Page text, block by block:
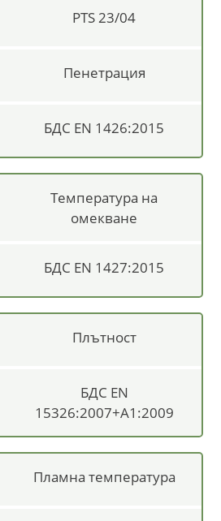
PTS 23/04
Пенетрация
БДС EN 1426:2015
Температура на
омекване
БДС EN 1427:2015
Плътност
БДС EN
15326:2007+A1:2009
Пламна температура